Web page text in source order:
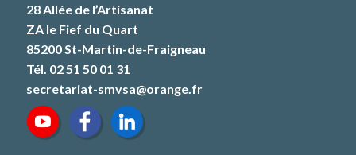
28 Allée de l’Artisanat
ZA le Fief du Quart
85200 St-Martin-de-Fraigneau
Tél. 02 51 50 01 31
secretariat-smvsa@orange.fr